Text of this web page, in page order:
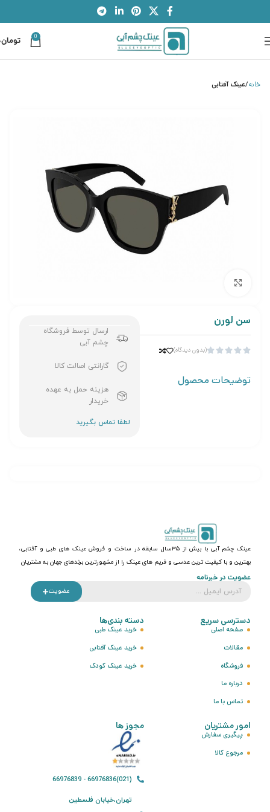
0 تومان
خانه عینک آفتابی
سن لورن




(بدون دیدگاه)
توضیحات محصول
ارسال توسط فروشگاه
چشم آبی
گارانتی اصالت کالا
هزینه حمل به عهده
خریدار
عینک چشم آبی با بیش از ۳۵سال سابقه در ساخت و فروش عینک های طبی و آفتابی،
بهترین و با کیفیت ترین عدسی و فریم های عینک را از مشهورترین برندهای جهان به مشتریان
عضویت در خبرنامه
عضویت
دسترسی سریع
صفحه اصلی
مقالات
فروشگاه
درباره ما
تماس با ما
دسته بندی‌ها
خرید عینک طبی
خرید عینک آفتابی
خرید عینک کودک
امور مشتریان
پیگیری سفارش
مرجوع کالا
مجوز ها
(021)66976836 - 66976839
تهران،خیابان فلسطین